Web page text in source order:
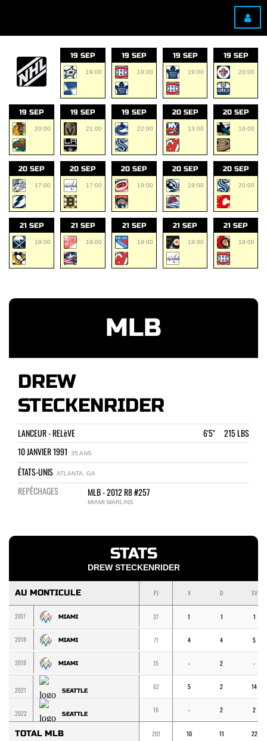
19 SEP
19:00
19 SEP
19:00
19 SEP
19:00
19 SEP
20:00
19 SEP
20:00
19 SEP
21:00
19 SEP
22:00
20 SEP
13:00
20 SEP
16:00
20 SEP
17:00
20 SEP
17:00
20 SEP
19:00
20 SEP
19:00
20 SEP
20:00
21 SEP
19:00
21 SEP
19:00
21 SEP
19:00
21 SEP
19:00
21 SEP
19:00
MLB
DREW
STECKENRIDER
LANCEUR - RELèVE
6'5" 215 LBS
10 JANVIER 1991
35 ANS
ÉTATS-UNIS ATLANTA, GA
REPÊCHAGES MLB - 2012 R8 #257
MIAMI MARLINS
STATS
DREW STECKENRIDER
AU MONTICULE PJ V D SV
2017 MIAMI 37 1 1 1
2018 MIAMI 71 4 4 5
2019 MIAMI 15 - 2 -
2021 SEATTLE 62 5 2 14
2022 SEATTLE 16 - 2 2
TOTAL MLB 201 10 11 22